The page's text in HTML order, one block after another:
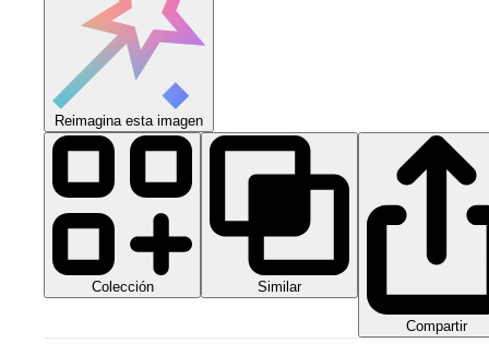
Reimagina esta imagen
Colección Similar
Compartir